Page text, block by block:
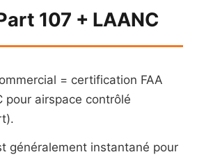
107 + LAANC
= certification FAA
pour airspace contrôlé
généralement instantané pour